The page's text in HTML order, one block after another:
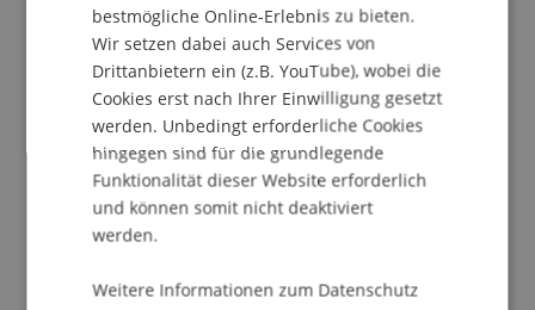
kaum ein Bereich so vielschichtig und führt damit
zu so vielen schwierigen rechtlichen
Fragestellungen wie das Fondsrecht: Je nach
Veranlagungsart und Fondsstruktur gilt es
rechtliche Besonderheiten zu beachten. Diese
Herausforderung wird noch dadurch erschwert,
dass es sich um eine Materie handelt, die sowohl
von europäischen als auch nationalen
bestmögliche Online-Erlebnis zu bieten.
Wir setzen dabei auch Services von
Drittanbietern ein (z.B. YouTube), wobei die
Cookies erst nach Ihrer Einwilligung gesetzt
werden. Unbedingt erforderliche Cookies
hingegen sind für die grundlegende
Funktionalität dieser Website erforderlich
und können somit nicht deaktiviert
werden.
Weitere Informationen zum Datenschutz